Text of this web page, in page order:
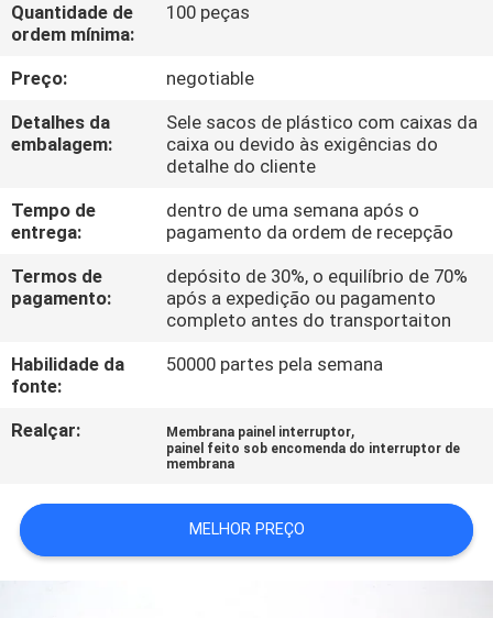
CONTROLE
DA
QUALIDADE
CONTACTE-
NOS
PEÇA
CITAÇÕES
MAPA
SITE
POLÍTICA
Quantidade de
ordem mínima:
100 peças
Preço:
negotiable
Detalhes da
embalagem:
Sele sacos de plástico com caixas da
caixa ou devido às exigências do
detalhe do cliente
Tempo de
entrega:
dentro de uma semana após o
pagamento da ordem de recepção
Termos de
pagamento:
depósito de 30%, o equilíbrio de 70%
após a expedição ou pagamento
completo antes do transportaiton
Habilidade da
fonte:
50000 partes pela semana
Realçar: Membrana painel interruptor,
painel feito sob encomenda do interruptor de
membrana
MELHOR PREÇO